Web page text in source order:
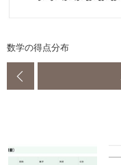
数学の得点分布